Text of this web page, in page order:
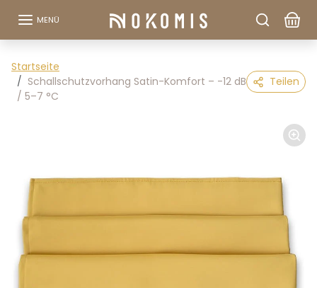
MENÜ
Startseite
Schallschutzvorhang Satin-Komfort – -12 dB
/ 5–7 °C
Teilen